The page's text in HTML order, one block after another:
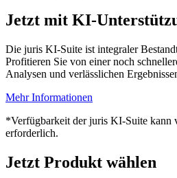
Jetzt mit KI-
Die juris KI-Suite ist integraler
Profitieren Sie von einer noch
Analysen und verlässlichen
Mehr Informationen
*Verfügbarkeit der juris KI-Suite kann
erforderlich.
Jetzt Produkt wählen